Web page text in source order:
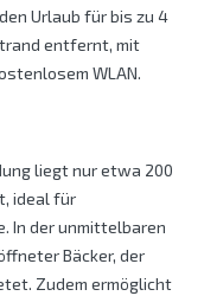
Urlaub für bis zu 4
entfernt, mit
WLAN.
liegt nur etwa 200
ideal für
In der unmittelbaren
Bäcker, der
Zudem ermöglicht